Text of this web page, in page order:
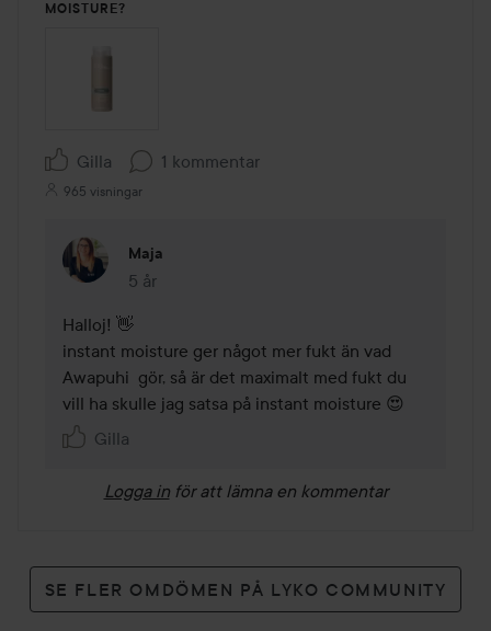
MOISTURE?
Gilla 1 kommentar
965 visningar
Maja
5 år
Kommentaren lades 5 år
Halloj! 👋
instant moisture ger något mer fukt än vad
Awapuhi  gör, så är det maximalt med fukt du
vill ha skulle jag satsa på instant moisture 😍
Gilla
Logga in för att lämna en kommentar
SE FLER OMDÖMEN PÅ LYKO COMMUNITY